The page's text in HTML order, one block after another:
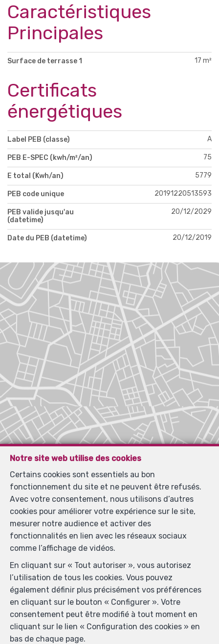
Caractéristiques
Principales
Surface de terrasse 1 17 m²
Certificats
énergétiques
Label PEB (classe) A
PEB E-SPEC (kwh/m²/an) 75
E total (Kwh/an) 5779
PEB code unique 20191220513593
PEB valide jusqu'au
(datetime)
20/12/2029
Date du PEB (datetime) 20/12/2019
Notre site web utilise des cookies
Certains cookies sont essentiels au bon
fonctionnement du site et ne peuvent être refusés.
Avec votre consentement, nous utilisons d’autres
cookies pour améliorer votre expérience sur le site,
mesurer notre audience et activer des
fonctionnalités en lien avec les réseaux sociaux
comme l’affichage de vidéos.
En cliquant sur « Tout autoriser », vous autorisez
l’utilisation de tous les cookies. Vous pouvez
également définir plus précisément vos préférences
en cliquant sur le bouton « Configurer ». Votre
consentement peut être modifié à tout moment en
cliquant sur le lien « Configuration des cookies » en
bas de chaque page.